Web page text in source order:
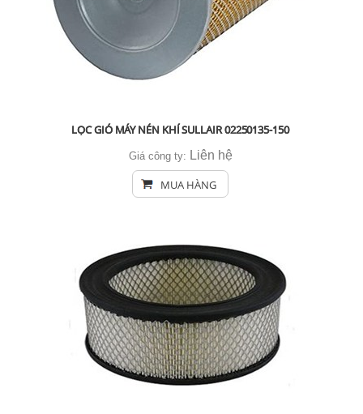
LỌC GIÓ MÁY NÉN KHÍ SULLAIR 02250135-150
Giá công ty: Liên hệ
MUA HÀNG